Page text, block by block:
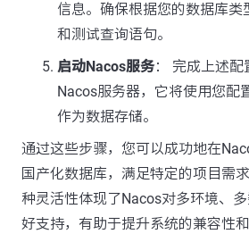
信息。确保根据您的数据库类
和测试查询语句。
启动Nacos服务： 完成上述配
Nacos服务器，它将使用您配
作为数据存储。
通过这些步骤，您可以成功地在
国产化数据库，满足特定的项目需
种灵活性体现了Nacos对多环境、
好支持，有助于提升系统的兼容性和